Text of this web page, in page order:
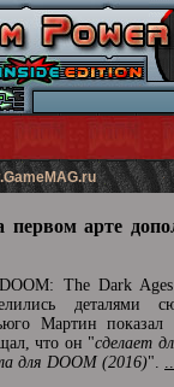
первом арте
The Dark
деталями
Мартин показал
что он "сделает
для DOOM (2016)".